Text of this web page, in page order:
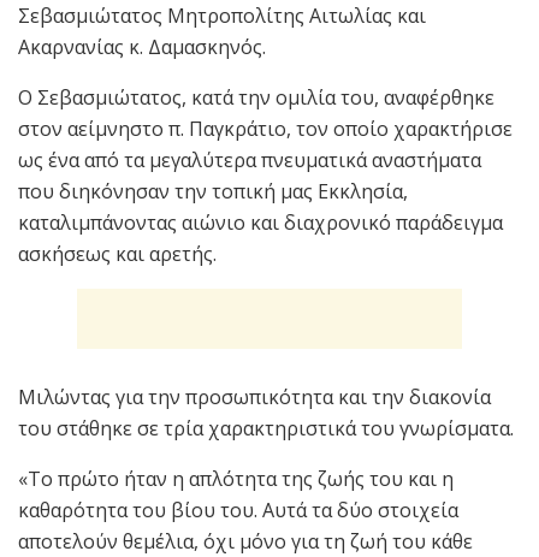
Σεβασμιώτατος Μητροπολίτης Αιτωλίας και
Ακαρνανίας κ. Δαμασκηνός.
Ο Σεβασμιώτατος, κατά την ομιλία του, αναφέρθηκε
στον αείμνηστο π. Παγκράτιο, τον οποίο χαρακτήρισε
ως ένα από τα μεγαλύτερα πνευματικά αναστήματα
που διηκόνησαν την τοπική μας Εκκλησία,
καταλιμπάνοντας αιώνιο και διαχρονικό παράδειγμα
ασκήσεως και αρετής.
Μιλώντας για την προσωπικότητα και την διακονία
του στάθηκε σε τρία χαρακτηριστικά του γνωρίσματα.
«Το πρώτο ήταν η απλότητα της ζωής του και η
καθαρότητα του βίου του. Αυτά τα δύο στοιχεία
αποτελούν θεμέλια, όχι μόνο για τη ζωή του κάθε